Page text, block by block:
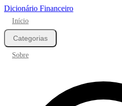
Dicionário Financeiro
Início
Categorias
Sobre